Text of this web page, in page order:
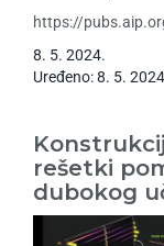
https://
8. 5. 2024.
Uređeno: 8. 5.
rešetki
dubokog